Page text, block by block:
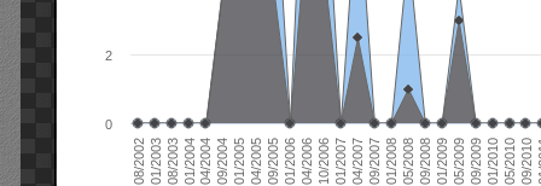
08/200201/200308/200301/200404/200409/200401/200504/200509/200501/200604/200610/200601/200704/200709/200701/200805/200809/200801/200905/200909/200901/201005/201009/2010
0
2